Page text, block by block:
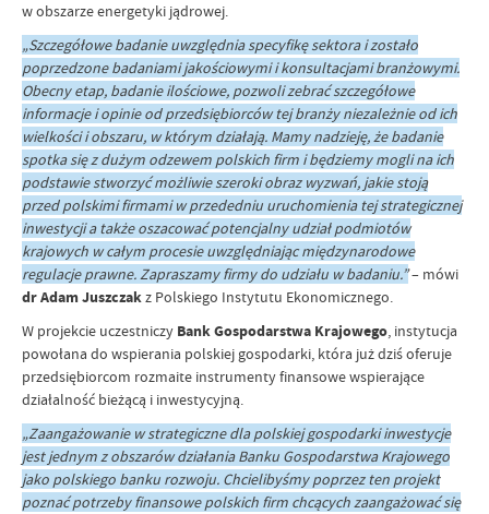
w obszarze energetyki jądrowej.
„Szczegółowe badanie uwzględnia specyfikę sektora i zostało
poprzedzone badaniami jakościowymi i konsultacjami branżowymi.
Obecny etap, badanie ilościowe, pozwoli zebrać szczegółowe
informacje i opinie od przedsiębiorców tej branży niezależnie od ich
wielkości i obszaru, w którym działają. Mamy nadzieję, że badanie
spotka się z dużym odzewem polskich firm i będziemy mogli na ich
podstawie stworzyć możliwie szeroki obraz wyzwań, jakie stoją
przed polskimi firmami w przededniu uruchomienia tej strategicznej
inwestycji a także oszacować potencjalny udział podmiotów
krajowych w całym procesie uwzględniając międzynarodowe
regulacje prawne. Zapraszamy firmy do udziału w badaniu.”– mówi
dr Adam Juszczakz Polskiego Instytutu Ekonomicznego.
W projekcie uczestniczy Bank Gospodarstwa Krajowego, instytucja
powołana do wspierania polskiej gospodarki, która już dziś oferuje
przedsiębiorcom rozmaite instrumenty finansowe wspierające
działalność bieżącą i inwestycyjną.
„Zaangażowanie w strategiczne dla polskiej gospodarki inwestycje
jest jednym z obszarów działania Banku Gospodarstwa Krajowego
jako polskiego banku rozwoju. Chcielibyśmy poprzez ten projekt
poznać potrzeby finansowe polskich firm chcących zaangażować się